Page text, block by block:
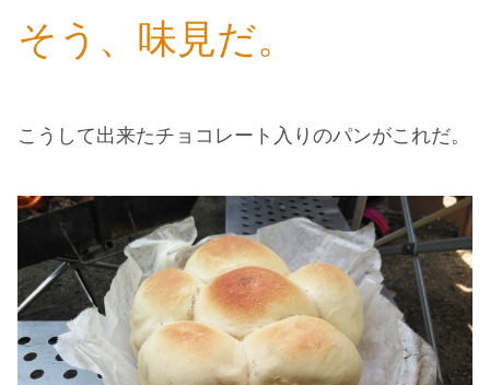
そう、味見だ。
こうして出来たチョコレート入りのパンがこれだ。